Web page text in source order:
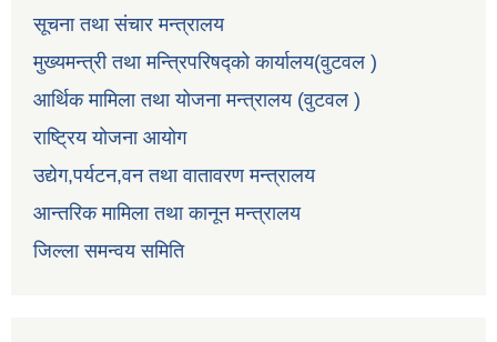
सूचना तथा संचार मन्त्रालय
मुख्यमन्त्री तथा मन्त्रिपरिषद्को कार्यालय(वुटवल )
आर्थिक मामिला तथा योजना मन्त्रालय (वुटवल )
राष्ट्रिय योजना आयोग
उद्येग,पर्यटन,वन तथा वातावरण मन्त्रालय
आन्तरिक मामिला तथा कानून मन्त्रालय
जिल्ला समन्वय समिति